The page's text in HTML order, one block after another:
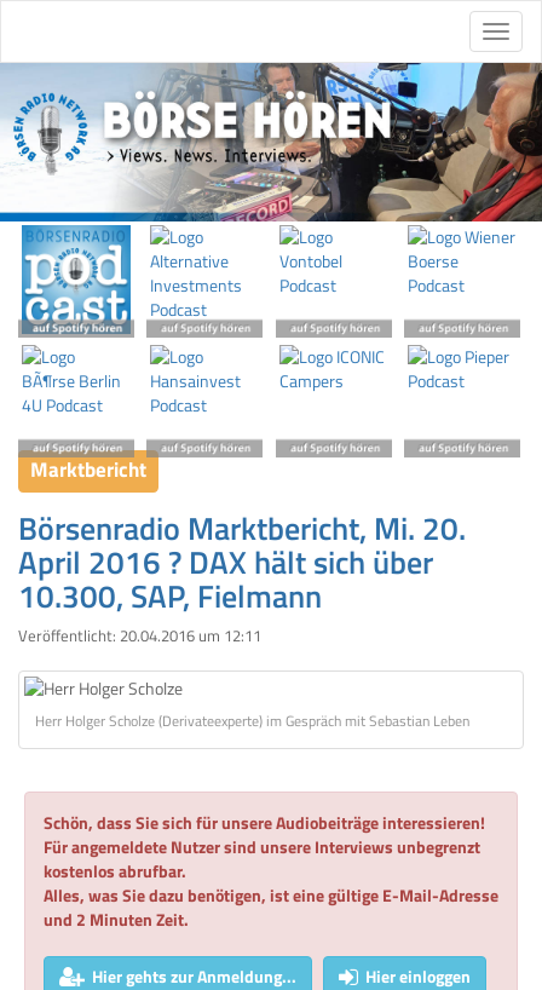
Marktbericht
Börsenradio Marktbericht, Mi. 20.
April 2016 ? DAX hält sich über
10.300, SAP, Fielmann
Veröffentlicht: 20.04.2016 um 12:11
Herr Holger Scholze (Derivateexperte) im Gespräch mit Sebastian Leben
Schön, dass Sie sich für unsere Audiobeiträge interessieren!
Für angemeldete Nutzer sind unsere Interviews unbegrenzt
kostenlos abrufbar.
Alles, was Sie dazu benötigen, ist eine gültige E-Mail-Adresse
und 2 Minuten Zeit.
Hier gehts zur Anmeldung... Hier einloggen